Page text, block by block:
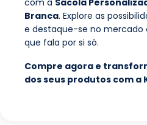
com a Sacola
Branca. Explore as
e destaque-se no
que fala por si só.
Compre agora e
dos seus produtos com a